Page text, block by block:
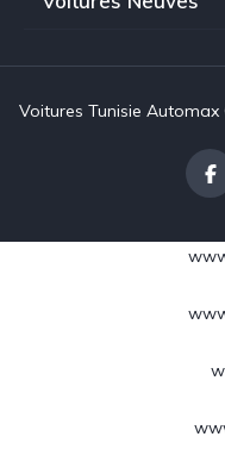
Voitures Tunisie